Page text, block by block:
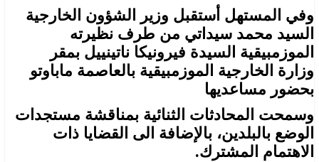
وفي المستهل أستقبل وزير الشؤون الخارجية
السيد محمد سيداتي من طرف نظيرته
الموزمبيقية السيدة فيرونيكا ناتينييل بمقر
وزارة الخارجية الموزمبيقية بالعاصمة ماباوتو
بحضور مساعديها
وسمحت المحادثات الثنائية بمناقشة مستجدات
الوضع بالبلدين، بالإضافة الى القضايا ذات
الاهتمام المشترك.